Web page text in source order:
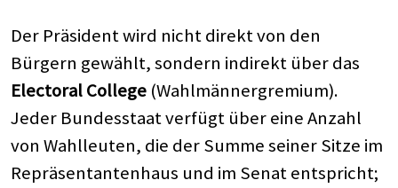
Der Präsident wird nicht direkt von den
Bürgern gewählt, sondern indirekt über das
Electoral College (Wahlmännergremium).
Jeder Bundesstaat verfügt über eine Anzahl
von Wahlleuten, die der Summe seiner Sitze im
Repräsentantenhaus und im Senat entspricht;